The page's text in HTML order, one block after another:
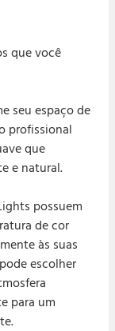
que você
seu espaço de
profissional
que
e natural.
possuem
de cor
às suas
escolher
para um